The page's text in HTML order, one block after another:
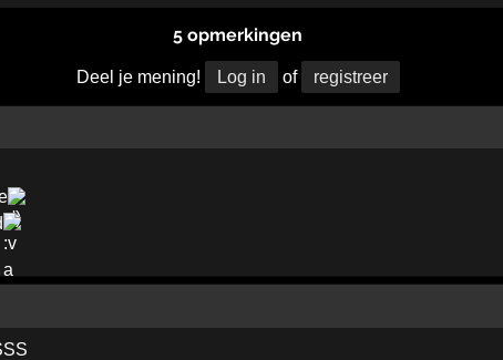
5 opmerkingen
Deel je mening! Log in of registreer